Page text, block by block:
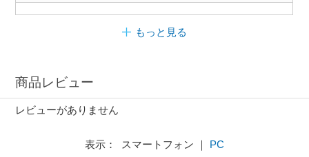
もっと見る
商品レビュー
レビューがありません
表示： スマートフォン ｜ PC